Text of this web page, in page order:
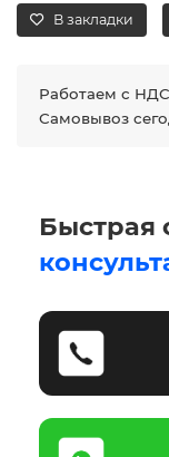
В закладки
Работаем с НДС
Самовывоз
Быстрая